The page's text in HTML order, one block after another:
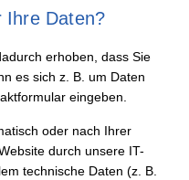
Ihre Daten?
erhoben, dass Sie
es sich z. B. um Daten
eingeben.
oder nach Ihrer
durch unsere IT-
technische Daten (z. B.